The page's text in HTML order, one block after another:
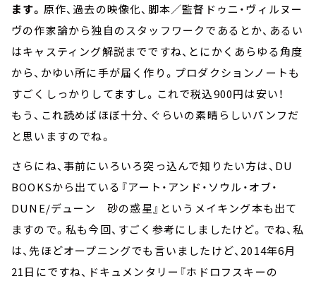
ます。 原作、過去の映像化、脚本／監督ドゥニ・ヴィルヌー
ヴの作家論から独自のスタッフワークであるとか、あるい
はキャスティング解説までですね、とにかくあらゆる角度
から、かゆい所に手が届く作り。プロダクションノートも
すごくしっかりしてますし。これで税込900円は安い！
もう、これ読めばほぼ十分、ぐらいの素晴らしいパンフだ
と思いますのでね。
さらにね、事前にいろいろ突っ込んで知りたい方は、DU
BOOKSから出ている『アート・アンド・ソウル・オブ・
DUNE/デューン 砂の惑星』というメイキング本も出て
ますので。私も今回、すごく参考にしましたけど。でね、私
は、先ほどオープニングでも言いましたけど、2014年6月
21日にですね、ドキュメンタリー『ホドロフスキーの